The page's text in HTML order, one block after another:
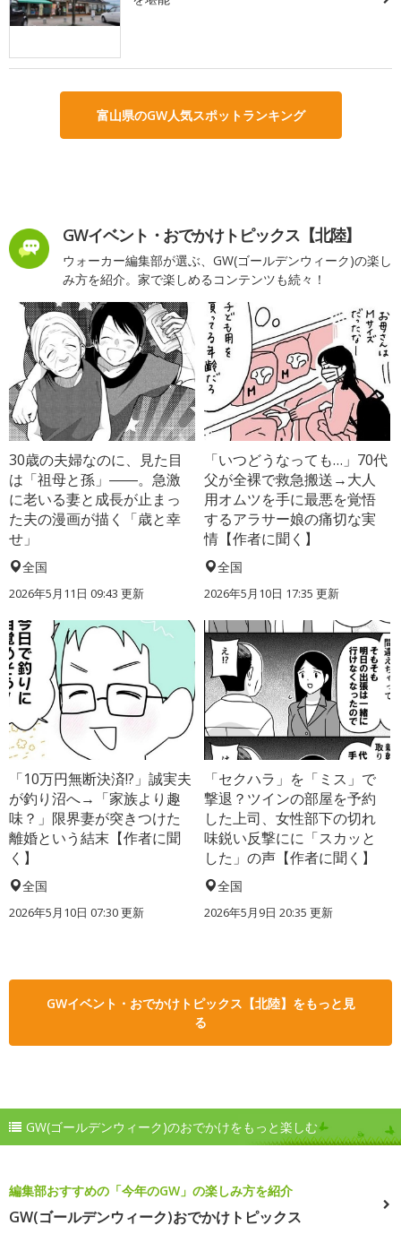
富山県のGW人気スポットランキング
GWイベント・おでかけトピックス【北陸】
ウォーカー編集部が選ぶ、GW(ゴールデンウィーク)の楽し
み方を紹介。家で楽しめるコンテンツも続々！
30歳の夫婦なのに、見た目
は「祖母と孫」――。急激
に老いる妻と成長が止まっ
た夫の漫画が描く「歳と幸
せ」
全国
2026年5月11日 09:43 更新
「いつどうなっても…」70代
父が全裸で救急搬送→大人
用オムツを手に最悪を覚悟
するアラサー娘の痛切な実
情【作者に聞く】
全国
2026年5月10日 17:35 更新
「10万円無断決済!?」誠実夫
が釣り沼へ→「家族より趣
味？」限界妻が突きつけた
離婚という結末【作者に聞
く】
全国
2026年5月10日 07:30 更新
「セクハラ」を「ミス」で
撃退？ツインの部屋を予約
した上司、女性部下の切れ
味鋭い反撃にに「スカッと
した」の声【作者に聞く】
全国
2026年5月9日 20:35 更新
GWイベント・おでかけトピックス【北陸】をもっと見
る
GW(ゴールデンウィーク)のおでかけをもっと楽しむ
編集部おすすめの「今年のGW」の楽しみ方を紹介
GW(ゴールデンウィーク)おでかけトピックス